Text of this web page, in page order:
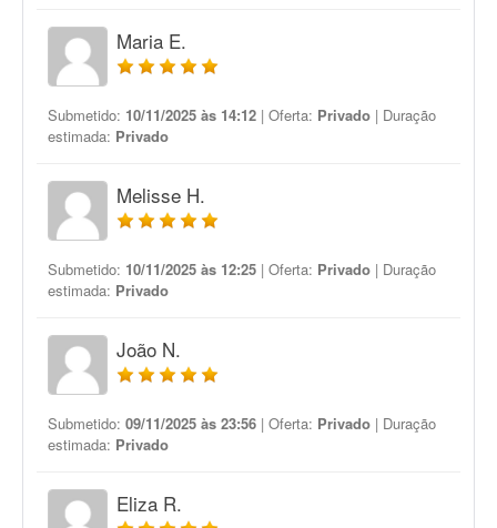
Maria E.
Submetido: 10/11/2025 às 14:12 | Oferta: Privado | Duração
estimada: Privado
Melisse H.
Submetido: 10/11/2025 às 12:25 | Oferta: Privado | Duração
estimada: Privado
João N.
Submetido: 09/11/2025 às 23:56 | Oferta: Privado | Duração
estimada: Privado
Eliza R.